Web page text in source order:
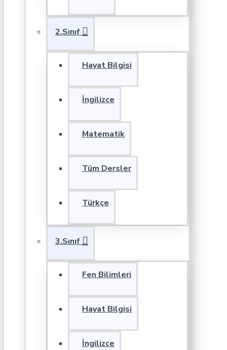
2.Sınıf
Hayat Bilgisi
İngilizce
Matematik
Tüm Dersler
Türkçe
3.Sınıf
Fen Bilimleri
Hayat Bilgisi
İngilizce